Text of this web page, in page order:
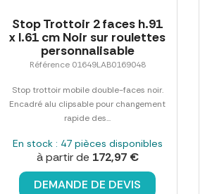
Stop Trottoir 2 faces h.91
x l.61 cm Noir sur roulettes
personnalisable
Référence 01649LAB0169048
Stop trottoir mobile double-faces noir.
Encadré alu clipsable pour changement
rapide des...
En stock : 47 pièces disponibles
à partir de 172,97 €
DEMANDE DE DEVIS